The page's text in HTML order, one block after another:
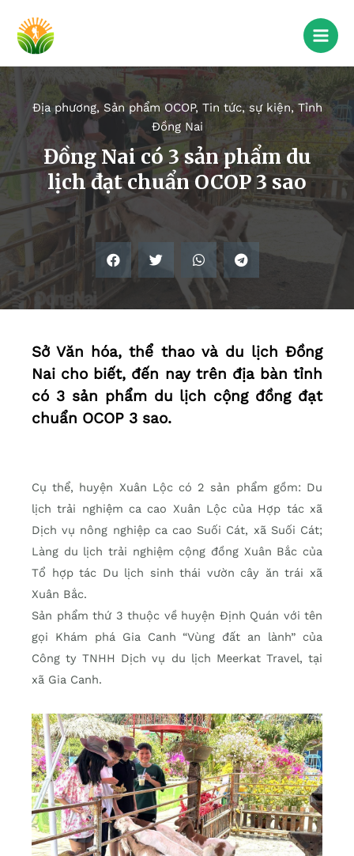
Địa phương, Sản phẩm OCOP, Tin tức, sự kiện, Tỉnh
Đồng Nai
Đồng Nai có 3 sản phẩm du
lịch đạt chuẩn OCOP 3 sao
Sở Văn hóa, thể thao và du lịch Đồng
Nai cho biết, đến nay trên địa bàn tỉnh
có 3 sản phẩm du lịch cộng đồng đạt
chuẩn OCOP 3 sao.
Cụ thể, huyện Xuân Lộc có 2 sản phẩm gồm: Du
lịch trải nghiệm ca cao Xuân Lộc của Hợp tác xã
Dịch vụ nông nghiệp ca cao Suối Cát, xã Suối Cát;
Làng du lịch trải nghiệm cộng đồng Xuân Bắc của
Tổ hợp tác Du lịch sinh thái vườn cây ăn trái xã
Xuân Bắc.
Sản phẩm thứ 3 thuộc về huyện Định Quán với tên
gọi Khám phá Gia Canh “Vùng đất an lành” của
Công ty TNHH Dịch vụ du lịch Meerkat Travel, tại
xã Gia Canh.